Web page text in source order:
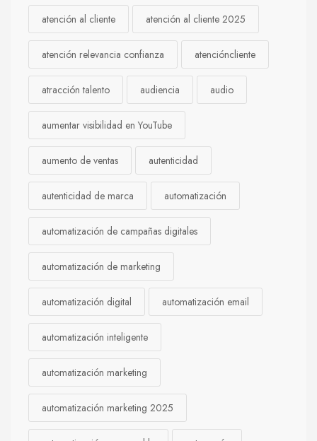
atención al cliente atención al cliente 2025
atención relevancia confianza atencióncliente
atracción talento audiencia audio
aumentar visibilidad en YouTube
aumento de ventas autenticidad
autenticidad de marca automatización
automatización de campañas digitales
automatización de marketing
automatización digital automatización email
automatización inteligente
automatización marketing
automatización marketing 2025